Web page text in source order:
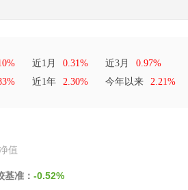
近1月 0.31% 近3月
0.97%
近1年 2.30% 今年以来 2.21%
值
基准： -0.52%